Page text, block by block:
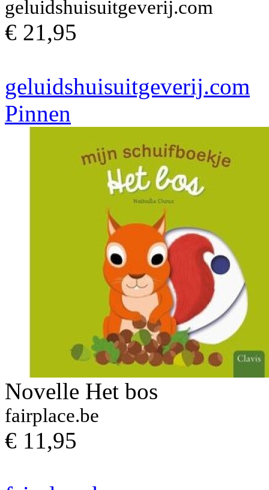
geluidshuisuitgeverij.com
€ 21,95
geluidshuisuitgeverij.com
Pinnen
Novelle Het bos
fairplace.be
€ 11,95